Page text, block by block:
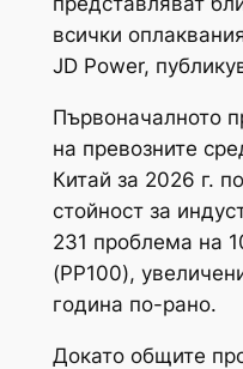
всички
JD Power,
Първоначалното
на превозните
Китай за 2026 г.
стойност за
231 проблема на
(PP100),
година по-рано.
Докато общите